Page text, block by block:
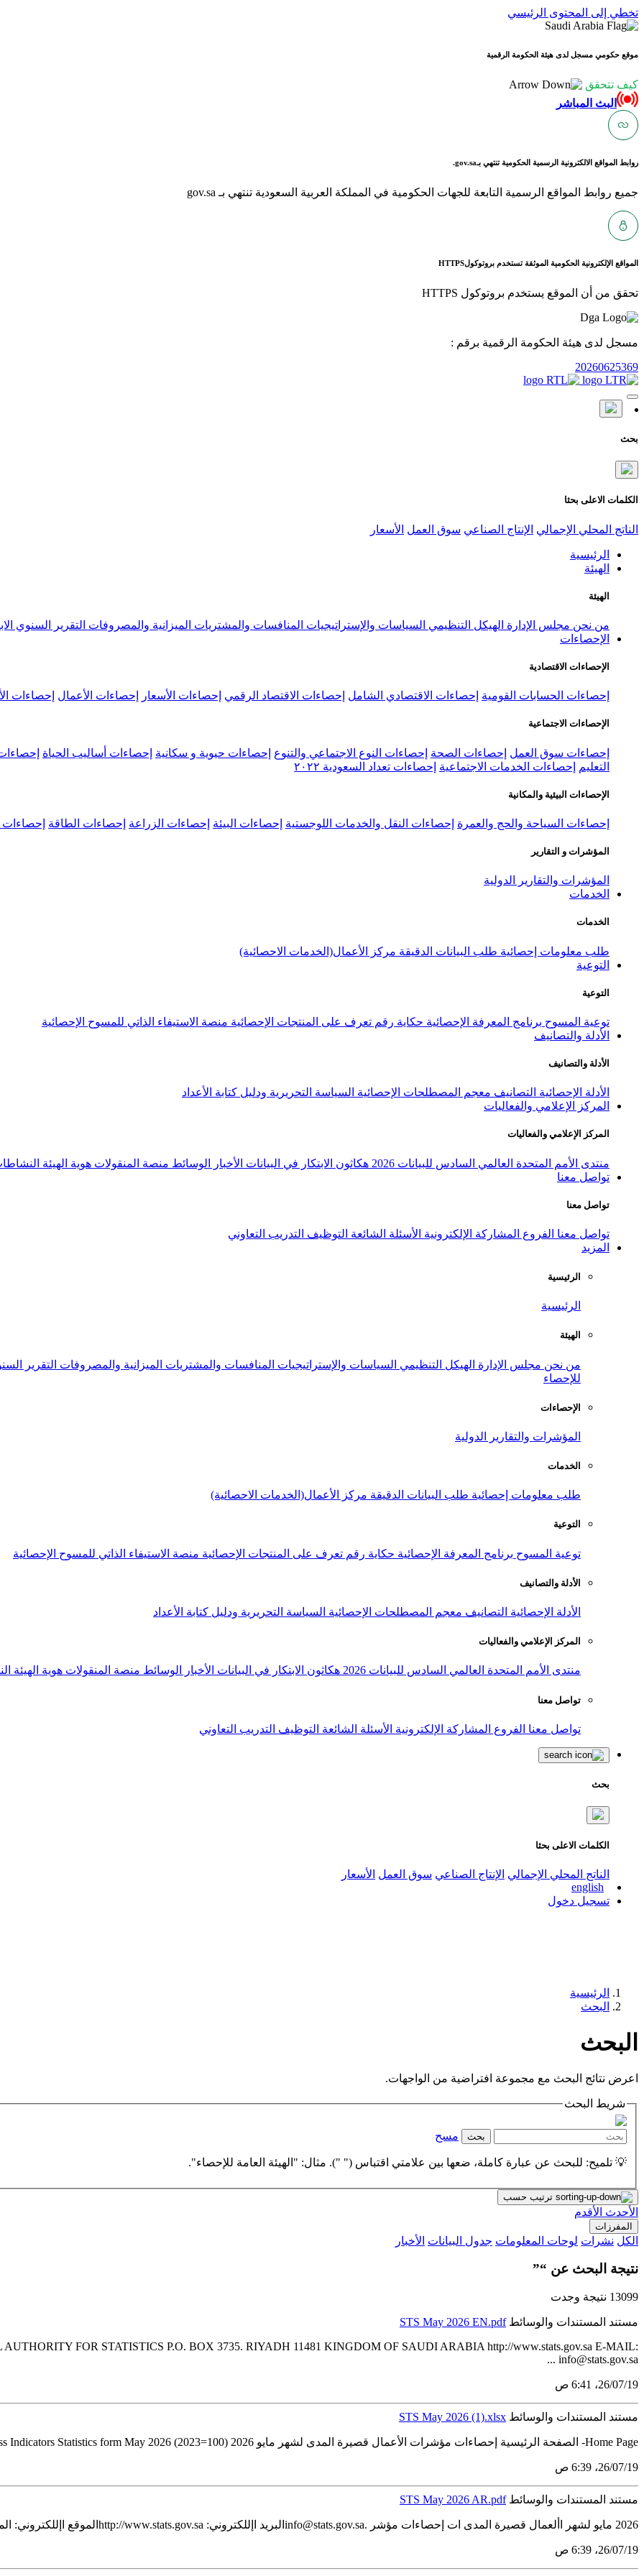
تخطي إلى المحتوى الرئيسي
موقع حكومي مسجل لدى هيئة الحكومة الرقمية
كيف تتحقق
البث المباشر
روابط المواقع الالكترونية الرسمية الحكومية تنتهي بـgov.sa.
جميع روابط المواقع الرسمية التابعة للجهات الحكومية في المملكة العربية السعودية تنتهي بـ gov.sa
المواقع الإلكترونية الحكومية الموثقة تستخدم بروتوكولHTTPS
تحقق من أن الموقع يستخدم بروتوكول HTTPS
مسجل لدى هيئة الحكومة الرقمية برقم :
20260625369
بحث
الكلمات الاعلى بحثا
الناتج المحلي الإجمالي الإنتاج الصناعي سوق العمل الأسعار
الرئيسية
الهيئة
الهيئة
من نحن مجلس الإدارة الهيكل التنظيمي السياسات والإستراتيجيات المنافسات والمشتريات الميزانية والمصروفات التقرير السنوي
الإحصاءات
الإحصاءات الاقتصادية
إحصاءات الحسابات القومية إحصاءات الاقتصادي الشامل إحصاءات الاقتصاد الرقمي إحصاءات الأسعار إحصاءات الأعمال إحصاءات
الإحصاءات الاجتماعية
إحصاءات سوق العمل إحصاءات الصحة إحصاءات النوع الاجتماعي والتنوع إحصاءات حيوية و سكانية إحصاءات أساليب الحياة
التعليم
إحصاءات الخدمات الاجتماعية إحصاءات تعداد السعودية ٢٠٢٢
الإحصاءات البيئية والمكانية
إحصاءات السياحة والحج والعمرة إحصاءات النقل والخدمات اللوجستية إحصاءات البيئة إحصاءات الزراعة إحصاءات الطاقة إحصاءات
المؤشرات و التقارير
المؤشرات والتقارير الدولية
الخدمات
الخدمات
طلب معلومات إحصائية طلب البيانات الدقيقة مركز الأعمال(الخدمات الاحصائية)
التوعية
التوعية
توعية المسوح برنامج المعرفة الإحصائية حكاية رقم تعرف على المنتجات الإحصائية منصة الاستيفاء الذاتي للمسوح الإحصائية
الأدلة والتصانيف
الأدلة والتصانيف
الأدلة الإحصائية التصانيف معجم المصطلحات الإحصائية السياسة التحريرية ودليل كتابة الأعداد
المركز الإعلامي والفعاليات
المركز الإعلامي والفعاليات
منتدى الأمم المتحدة العالمي السادس للبيانات 2026 هكاثون الابتكار في البيانات الأخبار الوسائط منصة المنقولات هوية الهيئة
تواصل معنا
تواصل معنا
تواصل معنا الفروع المشاركة الإلكترونية الأسئلة الشائعة التوظيف التدريب التعاوني
المزيد
الرئيسية
الرئيسية
الهيئة
من نحن مجلس الإدارة الهيكل التنظيمي السياسات والإستراتيجيات المنافسات والمشتريات الميزانية والمصروفات التقرير
للإحصاء
الإحصاءات
المؤشرات والتقارير الدولية
الخدمات
طلب معلومات إحصائية طلب البيانات الدقيقة مركز الأعمال(الخدمات الاحصائية)
التوعية
توعية المسوح برنامج المعرفة الإحصائية حكاية رقم تعرف على المنتجات الإحصائية منصة الاستيفاء الذاتي للمسوح الإحصائية
الأدلة والتصانيف
الأدلة الإحصائية التصانيف معجم المصطلحات الإحصائية السياسة التحريرية ودليل كتابة الأعداد
المركز الإعلامي والفعاليات
منتدى الأمم المتحدة العالمي السادس للبيانات 2026 هكاثون الابتكار في البيانات الأخبار الوسائط منصة المنقولات هوية الهيئة
تواصل معنا
تواصل معنا الفروع المشاركة الإلكترونية الأسئلة الشائعة التوظيف التدريب التعاوني
بحث
الكلمات الاعلى بحثا
الناتج المحلي الإجمالي الإنتاج الصناعي سوق العمل الأسعار
english
تسجيل دخول
الرئيسية
البحث
البحث
اعرض نتائج البحث مع مجموعة افتراضية من الواجهات.
شريط البحث
بحث مسح
💡 تلميح: للبحث عن عبارة كاملة، ضعها بين علامتي اقتباس (" "). مثال: "الهيئة العامة للإحصاء".
ترتيب حسب
الأحدث الأقدم
المفرزات
الكل نشرات لوحات المعلومات جدول البيانات الأخبار
نتيجة البحث عن “”
13099 نتيجة وجدت
مستند المستندات والوسائط STS May 2026 EN.pdf
AUTHORITY FOR STATISTICS P.O. BOX 3735. RIYADH 11481 KINGDOM OF SAUDI ARABIA http://www.stats.gov.sa E-MAIL:
info@stats.gov.sa ...
19‏/07‏/26، 6:41 ص
مستند المستندات والوسائط STS May 2026 (1).xlsx
Home Page- الصفحة الرئيسية إحصاءات مؤشرات الأعمال قصيرة المدى لشهر مايو 2026 Short-Term Business Indicators Statistics form May 2026 (2023=100) الجداول Tables 1 موجز المؤشرات الإحصائية...
19‏/07‏/26، 6:39 ص
مستند المستندات والوسائط STS May 2026 AR.pdf
2026 مايو لشهر األعمال قصيرة المدى ات إحصاءات مؤشر .info@stats.gov.saالبريد اإللكتروني: http://www.stats.gov.saالموقع اإللكتروني: المملكة العربية السعودية 11481الرياض 3735ص.ب ...
19‏/07‏/26، 6:39 ص